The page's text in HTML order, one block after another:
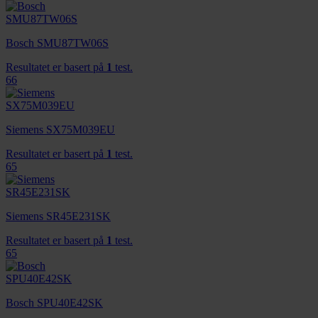
Bosch SMU87TW06S
Resultatet er basert på 1 test.
66
Siemens SX75M039EU
Resultatet er basert på 1 test.
65
Siemens SR45E231SK
Resultatet er basert på 1 test.
65
Bosch SPU40E42SK